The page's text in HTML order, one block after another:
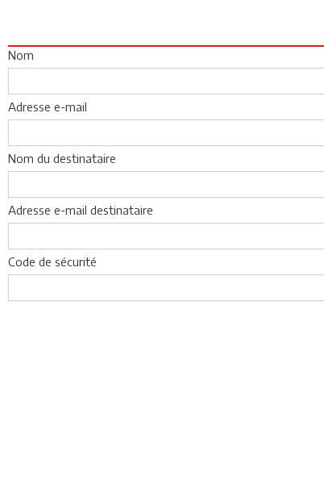
Nom
Adresse e-mail
Nom du destinataire
Adresse e-mail destinataire
Code de sécurité